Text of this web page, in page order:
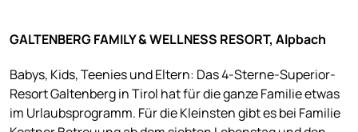
GALTENBERG FAMILY & WELLNESS RESORT, Alpbach
Babys, Kids, Teenies und Eltern: Das 4-Sterne-Superior-
Resort Galtenberg in Tirol hat für die ganze Familie etwas
im Urlaubsprogramm. Für die Kleinsten gibt es bei Familie